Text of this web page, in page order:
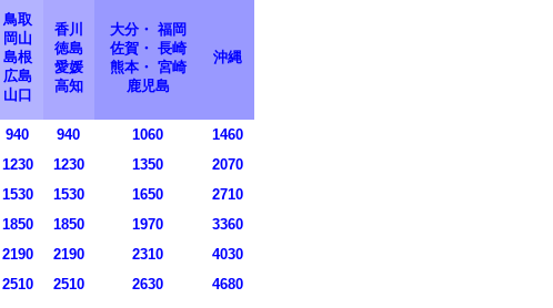
鳥取
岡山
島根
広島
山口
香川
徳島
愛媛
高知
大分・ 福岡
佐賀・ 長崎
熊本・ 宮崎
鹿児島
沖縄
940 940 1060
1460
1230 1230 1350
2070
1530 1530 1650
2710
1850 1850 1970
3360
2190 2190 2310
4030
2510 2510 2630 4680